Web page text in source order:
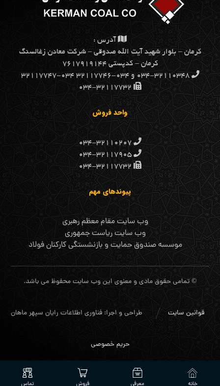
آدرس :
كرمان – بلوار شهيد آيت الله صدوقي – شركت معادن زغالسنگ
كرمان – کدپستی ۷۶۱۷۹۱۹۱۴۴
۰۳۴-۳۲۱۱۰۳۴۸ و ۰۳۴-۳۲۱۱۷۷۴۶ ۰۳۴-۳۲۱۱۷۷۴۷
۰۳۴-۳۲۱۱۷۷۳۲
واحد فروش
۰۳۴-۳۲۱۱۰۲۰۷
۰۳۴-۳۲۱۱۷۹۰۵
۰۳۴-۳۲۱۱۷۷۳۲
پیوندهای مهم
وب سایت مقام معظم رهبری
وب سایت ریاست جمهوری
موسسه صندوق حمایت و بازنشستگی کارکنان فولاد
© تمامی حقوق مادی و معنوی این وب سایت محفوظ می باشد.
طراحی و اجرا: فناوری اطلاعات رایان سپهر ماهان قوانین سایت
حریم خصوصی
خانه معرفی فروش تماس